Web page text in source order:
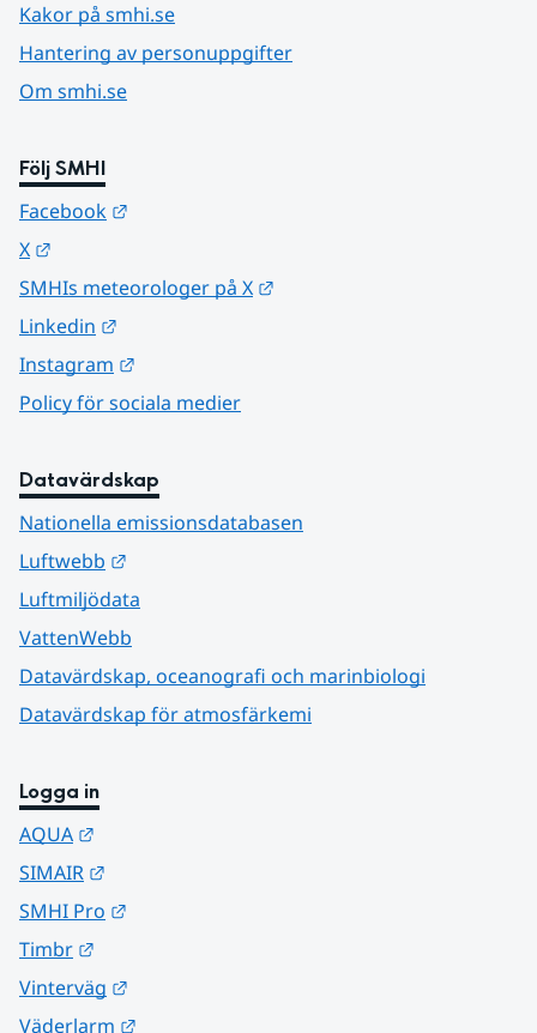
Kakor på smhi.se
Hantering av personuppgifter
Om smhi.se
Följ SMHI
Facebook
X
SMHIs meteorologer på X
Linkedin
Instagram
Policy för sociala medier
Datavärdskap
Nationella emissionsdatabasen
Luftwebb
Luftmiljödata
VattenWebb
Datavärdskap, oceanografi och marinbiologi
Datavärdskap för atmosfärkemi
Logga in
AQUA
SIMAIR
SMHI Pro
Timbr
Vinterväg
Väderlarm